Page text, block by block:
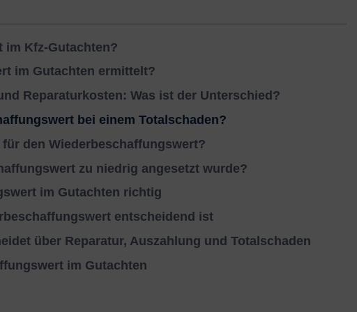
im Kfz-Gutachten?
im Gutachten ermittelt?
Reparaturkosten: Was ist der Unterschied?
bei einem Totalschaden?
den Wiederbeschaffungswert?
zu niedrig angesetzt wurde?
im Gutachten richtig
entscheidend ist
über Reparatur, Auszahlung und Totalschaden
im Gutachten